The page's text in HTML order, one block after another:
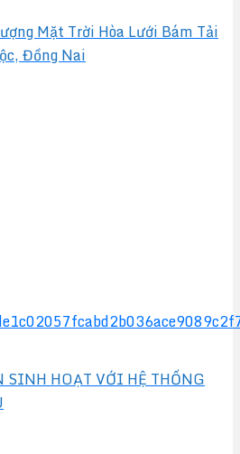
Mặt Trời Hòa Lưới Bám Tải
Đồng Nai
HOẠT VỚI HỆ THỐNG